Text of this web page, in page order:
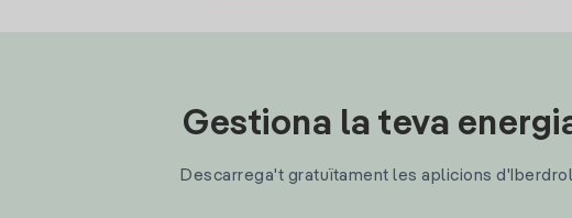
Gestiona la teva
Descarrega't gratuïtament les aplicions